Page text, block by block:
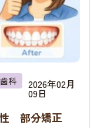
科
2026年02月
09日
部分矯正